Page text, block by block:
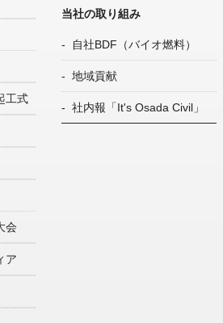
工式
会
ア
当社の取り組み
自社BDF（バイオ燃料）
地域貢献
社内報「It's Osada Civil」